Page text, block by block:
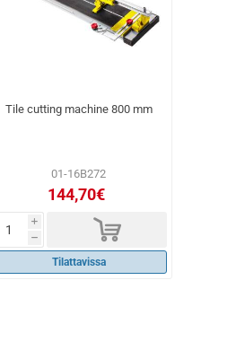
Tile cutting machine 800 mm
01-16B272
144,70€
i
h d
Tilattavissa